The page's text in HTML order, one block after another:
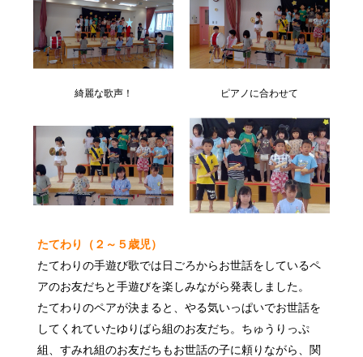
綺麗な歌声！ ピアノに合わせて
たてわり（２～５歳児）
たてわりの手遊び歌では日ごろからお世話をしているペ
アのお友だちと手遊びを楽しみながら発表しました。
たてわりのペアが決まると、やる気いっぱいでお世話を
してくれていたゆりばら組のお友だち。ちゅうりっぷ
組、すみれ組のお友だちもお世話の子に頼りながら、関